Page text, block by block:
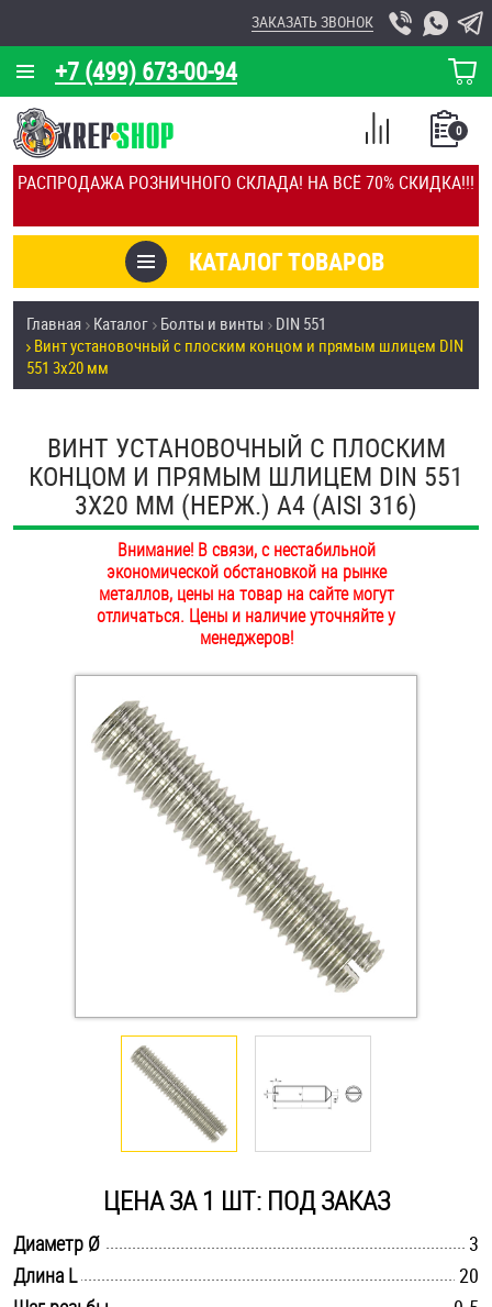
РАСПРОДАЖА РОЗНИЧНОГО СКЛАДА! НА ВСЁ 70% СКИДКА!!!
+7 (499) 673-00-94
ЗАКАЗАТЬ ЗВОНОК
КОРЗИНА
О КОМПАНИИ
КАЛЬКУЛЯТОР
ОТЗЫВЫ
УСЛУГИ
СКИДКИ
ПОКУПАТЕЛЯМ
ОПЛАТА И ДОСТАВКА
НАШИ МАГАЗИНЫ
КАТАЛОГ ТОВАРОВ
0
СПИСОК
СРАВНЕНИЕ
Товары со скидкой
Анкеры
Болты и винты
Втулки
Заклепки (Гайки-Заклепки)
Крюки, кольца с метрической резьбой
Крюки, кольца с шурупной резьбой
Оснастка и аксессуары для яхт
Саморезы и шурупы
Стопорные кольца
Главная Каталог Болты и винты
DIN 551
Винт установочный с плоским концом и прямым шлицем DIN
551 3х20 мм
ВИНТ УСТАНОВОЧНЫЙ С ПЛОСКИМ
КОНЦОМ И ПРЯМЫМ ШЛИЦЕМ DIN 551
3Х20 ММ (НЕРЖ.) A4 (AISI 316)
Внимание! В связи, с нестабильной
экономической обстановкой на рынке
металлов, цены на товар на сайте могут
отличаться. Цены и наличие уточняйте у
менеджеров!
ЦЕНА ЗА 1 ШТ: ПОД ЗАКАЗ
Диаметр Ø
3
Длина L
20